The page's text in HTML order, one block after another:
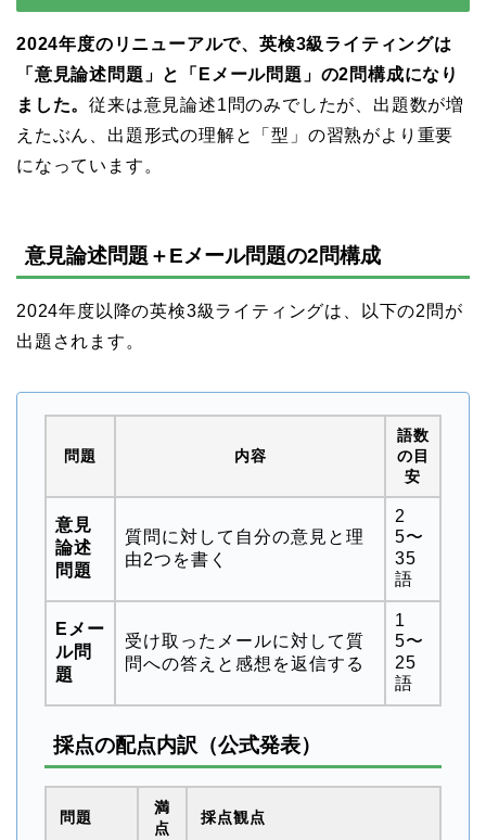
2024年度のリニューアルで、英検3級ライティングは
「意見論述問題」と「Eメール問題」の2問構成になり
ました。従来は意見論述1問のみでしたが、出題数が増
えたぶん、出題形式の理解と「型」の習熟がより重要
になっています。
意見論述問題＋Eメール問題の2問構成
2024年度以降の英検3級ライティングは、以下の2問が
出題されます。
問題 内容
語数
の目
安
意見
論述
問題
質問に対して自分の意見と理
由2つを書く
2
5〜
35
語
Eメー
ル問
題
受け取ったメールに対して質
問への答えと感想を返信する
1
5〜
25
語
採点の配点内訳（公式発表）
問題
満
点
採点観点